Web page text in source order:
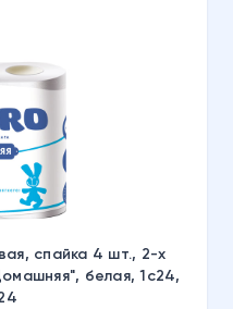
спайка 4 шт., 2-х
белая, 1с24,